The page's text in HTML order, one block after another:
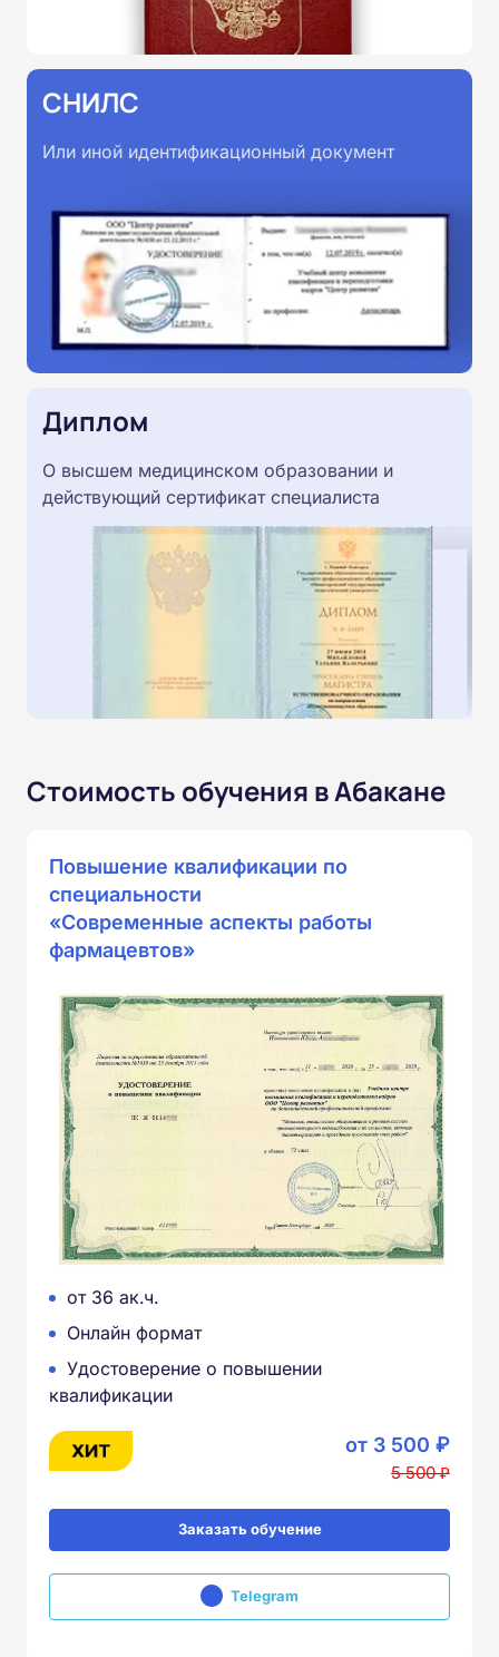
СНИЛС
Или иной идентификационный документ
Диплом
О высшем медицинском образовании и
действующий сертификат специалиста
Стоимость обучения в Абакане
Повышение квалификации по
специальности
«Современные аспекты работы
фармацевтов»
от 36 ак.ч.
Онлайн формат
Удостоверение о повышении
квалификации
от 3 500 ₽
5 500 ₽
Заказать обучение
Telegram